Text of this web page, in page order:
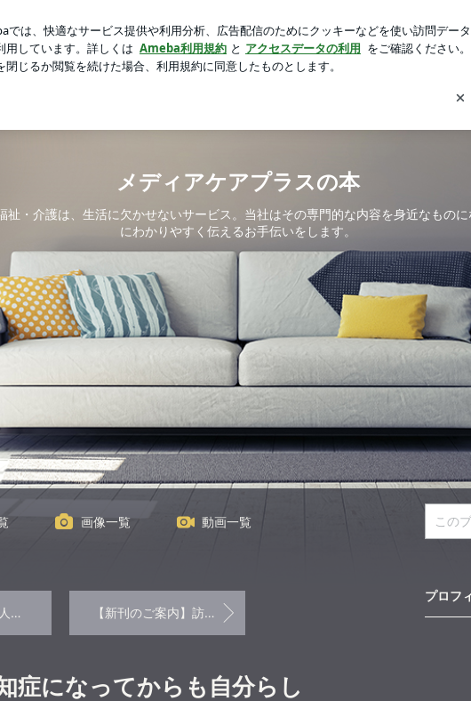
人の声がひらく新しい認知症観の時代へ | メディアケアプラスの本
ルトを歩くわんこ ログイン
メディアケアプラスの本
祉・介護は、生活に欠かせないサービス。当社はその専門的な内容を身近なものに
にわかりやすく伝えるお手伝いをします。
画像一覧 動画一覧
Ⅱ 【新刊のご案内】訪問栄養食事指導実践テキストブック【改訂版】
症になってからも自分らし
プロフ